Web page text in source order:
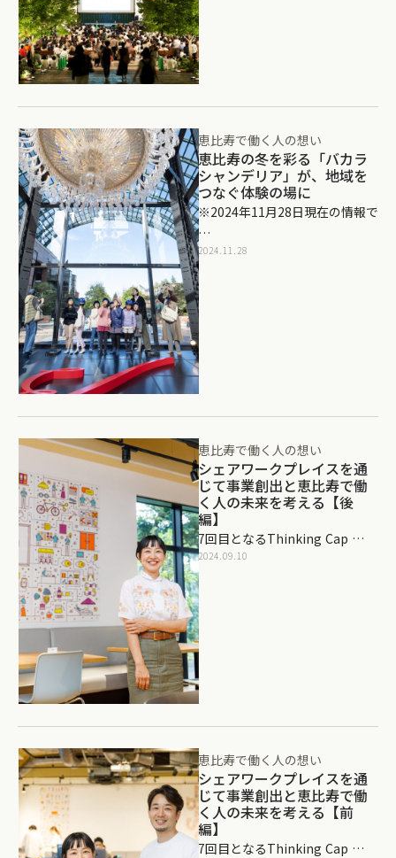
恵比寿で働く人の想い
恵比寿の冬を彩る「バカラ
シャンデリア」が、地域を
つなぐ体験の場に
※2024年11月28日現在の情報で
…
2024.11.28
恵比寿で働く人の想い
シェアワークプレイスを通
じて事業創出と恵比寿で働
く人の未来を考える【後
編】
7回目となるThinking Cap …
2024.09.10
恵比寿で働く人の想い
シェアワークプレイスを通
じて事業創出と恵比寿で働
く人の未来を考える【前
編】
7回目となるThinking Cap …